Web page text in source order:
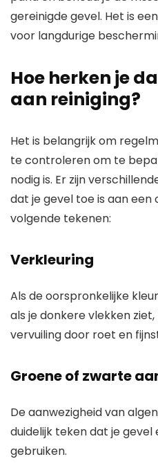
gereinigde gevel. Het is
voor langdurige
Hoe herken je
aan reiniging?
Het is belangrijk om
te controleren om te
nodig is. Er zijn
dat je gevel toe is aan
volgende tekenen:
Verkleuring
Als de oorspronkelijke
als je donkere vlekken
vervuiling door roet en
Groene of zwarte
De aanwezigheid van
duidelijk teken dat je gevel
gebruiken.